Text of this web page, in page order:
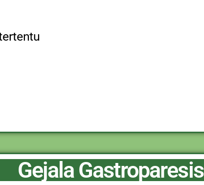
Gejala Gastroparesis